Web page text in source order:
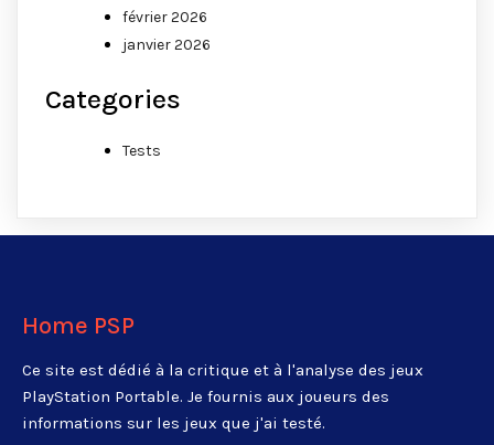
février 2026
janvier 2026
Categories
Tests
Home PSP
Ce site est dédié à la critique et à l'analyse des jeux
PlayStation Portable. Je fournis aux joueurs des
informations sur les jeux que j'ai testé.